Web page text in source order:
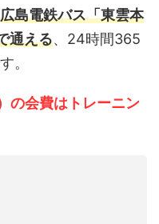
広島電鉄バス「東雲本
通える、24時間365
。
の会費はトレーニン